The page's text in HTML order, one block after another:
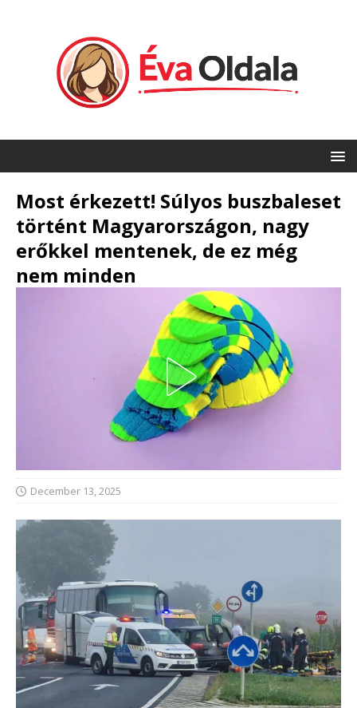
Most érkezett! Súlyos buszbaleset
történt Magyarországon, nagy
erőkkel mentenek, de ez még
nem minden
December 13, 2025